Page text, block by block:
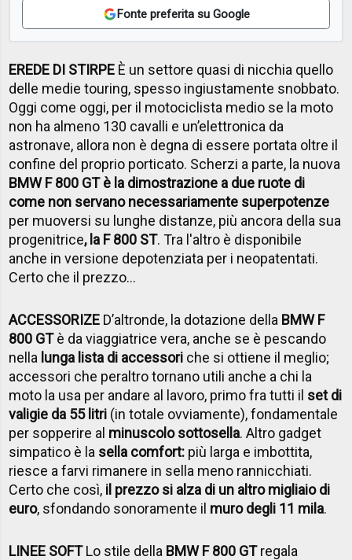
Fonte preferita su Google
EREDE DI STIRPE È un settore quasi di nicchia quello
delle medie touring, spesso ingiustamente snobbato.
Oggi come oggi, per il motociclista medio se la moto
non ha almeno 130 cavalli e un’elettronica da
astronave, allora non è degna di essere portata oltre il
confine del proprio porticato. Scherzi a parte, la nuova
BMW F 800 GT è la dimostrazione a due ruote di
come non servano necessariamente superpotenze
per muoversi su lunghe distanze, più ancora della sua
progenitrice, la F 800 ST. Tra l'altro è disponibile
anche in versione depotenziata per i neopatentati.
Certo che il prezzo…
ACCESSORIZE D’altronde, la dotazione della BMW F
800 GTè da viaggiatrice vera, anche se è pescando
nella lunga lista di accessori che si ottiene il meglio;
accessori che peraltro tornano utili anche a chi la
moto la usa per andare al lavoro, primo fra tutti il set di
valigie da 55 litri (in totale ovviamente), fondamentale
per sopperire al minuscolo sottosella. Altro gadget
simpatico è la sella comfort: più larga e imbottita,
riesce a farvi rimanere in sella meno rannicchiati.
Certo che così, il prezzo si alza di un altro migliaio di
euro, sfondando sonoramente il muro degli 11 mila.
LINEE SOFTLo stile della BMW F 800 GTregala